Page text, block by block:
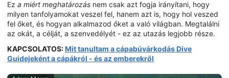
Ez a miért meghatározás nem csak azt fogja irányítani, hogy
milyen tanfolyamokat veszel fel, hanem azt is, hogy hol veszed
fel őket, és hogyan alkalmazod őket a való világban. Megtalálni
az okát, a célját, a szenvedélyét - ez az utazás legjobb része.
KAPCSOLATOS:Mit tanultam a cápabúvárkodás Dive
Guidejeként a cápákról - és az emberekről